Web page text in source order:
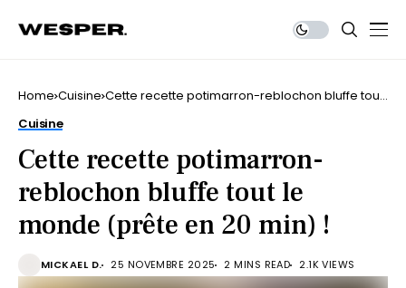
Home Cuisine Cette recette potimarron-reblochon bluffe tout
Cuisine
Cette recette potimarron-
reblochon bluffe tout le
monde (prête en 20 min) !
MICKAEL D. 25 NOVEMBRE 2025 2 MINS READ 2.1K VIEWS